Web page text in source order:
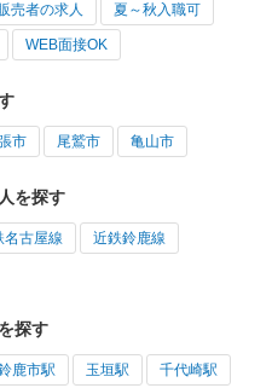
売者の求人 夏～秋入職可
WEB面接OK
市 尾鷲市 亀山市
を探す
名古屋線 近鉄鈴鹿線
探す
鹿市駅 玉垣駅 千代崎駅